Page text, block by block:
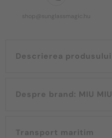
shop@sunglassmagic.hu
Descrierea produsului
Despre brand: MIU MIU
Transport maritim